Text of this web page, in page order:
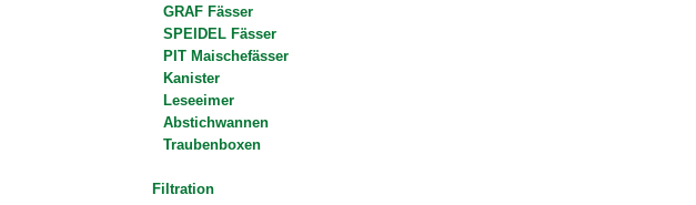
GRAF Fässer
SPEIDEL Fässer
PIT Maischefässer
Kanister
Leseeimer
Abstichwannen
Traubenboxen
Filtration